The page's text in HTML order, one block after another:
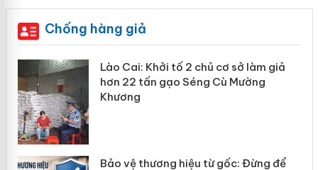
Chống hàng giả
Lào Cai: Khởi tố 2 chủ cơ sở làm giả
hơn 22 tấn gạo Séng Cù Mường
Khương
Bảo vệ thương hiệu từ gốc: Đừng để